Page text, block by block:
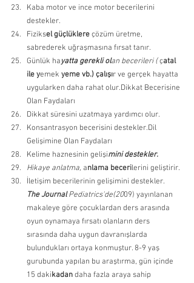
Kaba motor ve ince motor becerilerini
destekler.
Fiziksel güçlüklere çözüm üretme,
sabrederek uğraşmasına fırsat tanır.
Günlük hayatta gerekli olan becerileri ( çatal
ile yemek yeme vb.) çalışır ve gerçek hayatta
uygularken daha rahat olur.Dikkat Becerisine
Olan Faydaları
Dikkat süresini uzatmaya yardımcı olur.
Konsantrasyon becerisini destekler.Dil
Gelişimine Olan Faydaları
Kelime haznesinin gelişimini destekler.
Hikaye anlatma, anlama becerilerini geliştirir.
İletişim becerilerinin gelişimini destekler.
The Journal Pediatrics'de(2009) yayınlanan
makaleye göre çocuklardan ders arasında
oyun oynamaya fırsatı olanların ders
sırasında daha uygun davranışlarda
bulundukları ortaya konmuştur. 8-9 yaş
gurubunda yapılan bu araştırma, gün içinde
15 dakikadan daha fazla araya sahip